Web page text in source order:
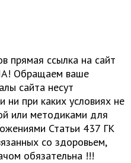
прямая ссылка на сайт
Обращаем ваше
сайта несут
ни при каких условиях не
или методиками для
Статьи 437 ГК
со здоровьем,
обязательна !!!